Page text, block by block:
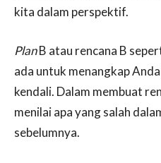
kita dalam perspektif.
PlanB atau rencana B
ada untuk menangkap
kendali. Dalam membuat
menilai apa yang salah
sebelumnya.